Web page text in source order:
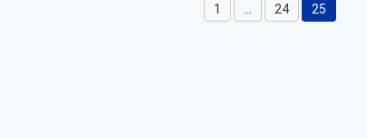
Halaman
1 Halaman
24 Halaman
25